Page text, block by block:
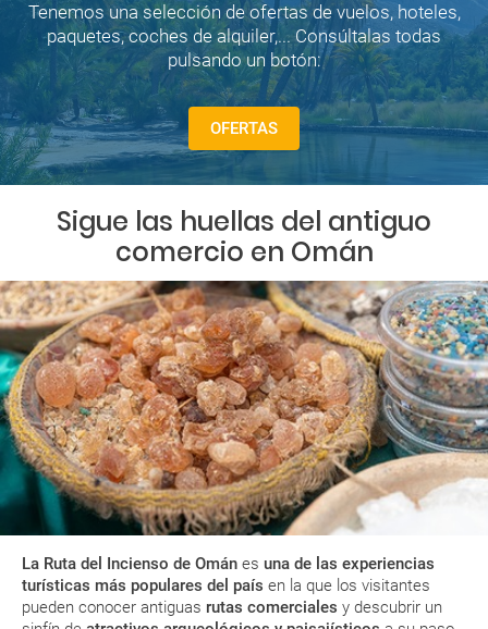
Tenemos una selección de ofertas de vuelos, hoteles,
paquetes, coches de alquiler,... Consúltalas todas
pulsando un botón:
OFERTAS
Sigue las huellas del antiguo
comercio en Omán
La Ruta del Incienso de Omán es una de las experiencias
turísticas más populares del país en la que los visitantes
pueden conocer antiguas rutas comerciales y descubrir un